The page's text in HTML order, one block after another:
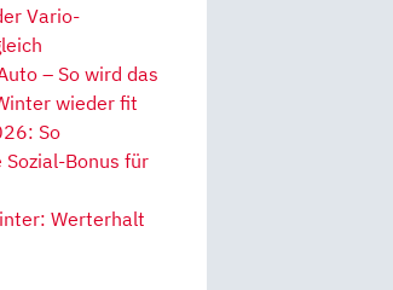
Vario-
– So wird das
wieder fit
So
Bonus für
Werterhalt